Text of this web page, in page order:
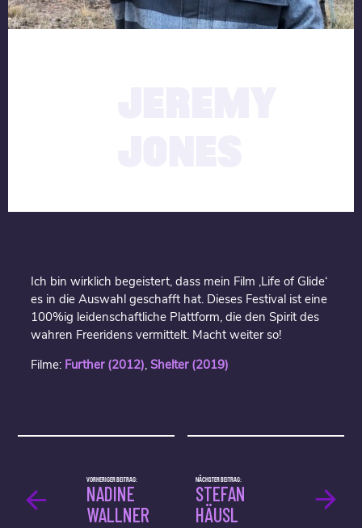
Ich bin wirklich begeistert, dass mein Film ‚Life of Glide‘
es in die Auswahl geschafft hat. Dieses Festival ist eine
100%ig leidenschaftliche Plattform, die den Spirit des
wahren Freeridens vermittelt. Macht weiter so!
Filme: Further (2012), Shelter (2019)
NÄCHSTER BEITRAG:
STEFAN
HÄUSL
VORHERIGER BEITRAG:
NADINE
WALLNER